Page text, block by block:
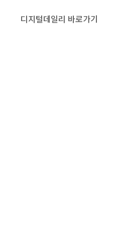
디지털데일리 바로가기